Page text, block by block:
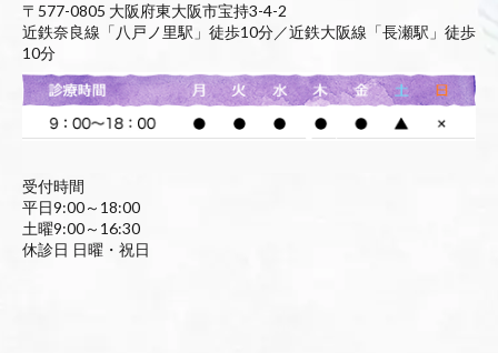
〒577-0805 大阪府東大阪市宝持3-4-2
近鉄奈良線「八戸ノ里駅」徒歩10分／近鉄大阪線「長瀬駅」徒歩
10分
受付時間
平日9:00～18:00
土曜9:00～16:30
休診日 日曜・祝日